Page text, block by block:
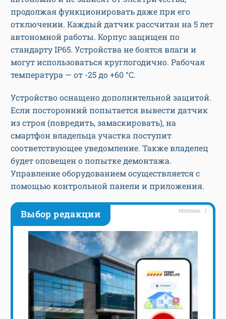
продолжая функционировать даже при его
отключении. Каждый датчик рассчитан на 5 лет
автономной работы. Корпус защищен по
стандарту IP65. Устройства не боятся влаги и
могут использоваться круглогодично. Рабочая
температура — от -25 до +60 °C.
Устройство оснащено дополнительной защитой.
Если посторонний попытается вывести датчик
из строя (повредить, замаскировать), на
смартфон владельца участка поступит
соответствующее уведомление. Также владелец
будет оповещен о попытке демонтажа.
Управление оборудованием осуществляется с
помощью контрольной панели и приложения.
Выбор редакции РЕКЛАМА